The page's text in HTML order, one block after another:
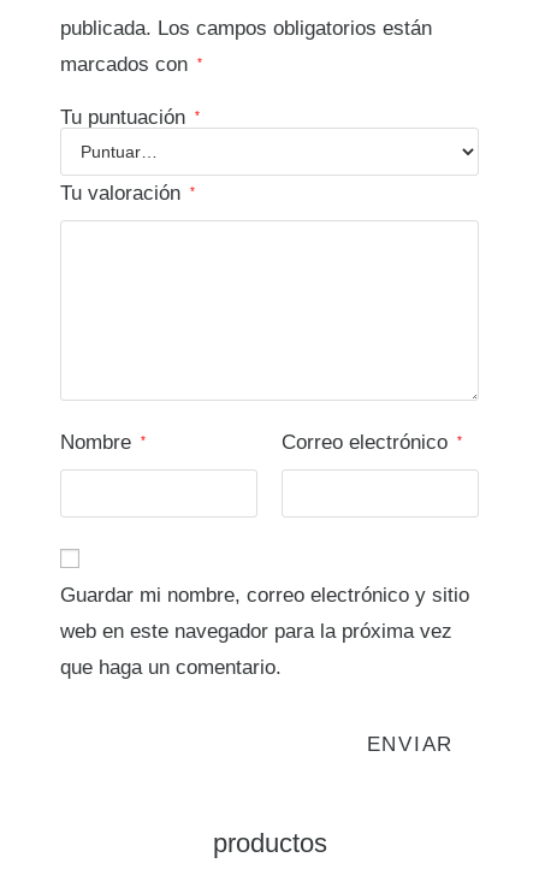
publicada. Los campos obligatorios están
marcados con
*
Tu puntuación *
Tu valoración *
Nombre * Correo electrónico *
Guardar mi nombre, correo electrónico y sitio
web en este navegador para la próxima vez
que haga un comentario.
productos